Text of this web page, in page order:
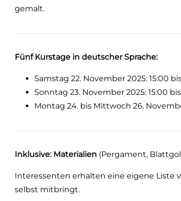
gemalt.
Fünf Kurstage in deutscher Sprache:
Samstag 22. November 2025: 15:00
Sonntag 23. November 2025: 15:00
Montag 24. bis Mittwoch 26.
Inklusive: Materialien (Pergament,
Interessenten erhalten eine eigene Liste
selbst mitbringt.